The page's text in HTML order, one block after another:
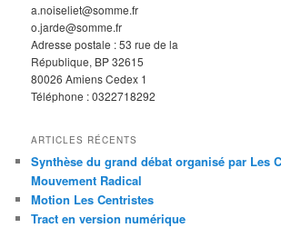
a.noiseliet@somme.fr
o.jarde@somme.fr
Adresse postale : 53 rue de la
République, BP 32615
80026 Amiens Cedex 1
Téléphone : 0322718292
ARTICLES RÉCENTS
Synthèse du grand débat organisé par Les
Mouvement Radical
Motion Les Centristes
Tract en version numérique